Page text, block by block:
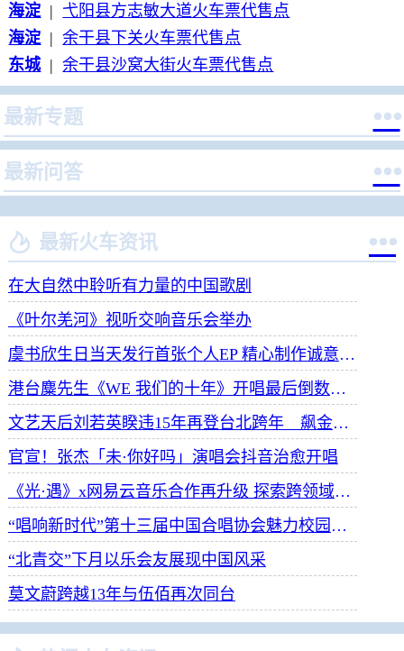
海淀 | 弋阳县方志敏大道火车票代售点
海淀 | 余干县下关火车票代售点
东城 | 余干县沙窝大街火车票代售点
最新专题 
最新问答 
 最新火车资讯 
在大自然中聆听有力量的中国歌剧
《叶尔羌河》视听交响音乐会举办
虞书欣生日当天发行首张个人EP 精心制作诚意满满
港台麋先生《WE 我们的十年》开唱最后倒数 惊喜释出10周年纪念单曲宠粉
文艺天后刘若英睽违15年再登台北跨年 飙金嗓演唱经典招牌歌掀回忆杀
官宣！张杰「未·你好吗」演唱会抖音治愈开唱
《光·遇》x网易云音乐合作再升级 探索跨领域社交新体验
“唱响新时代”第十三届中国合唱协会魅力校园合唱展演开幕
“北青交”下月以乐会友展现中国风采
莫文蔚跨越13年与伍佰再次同台